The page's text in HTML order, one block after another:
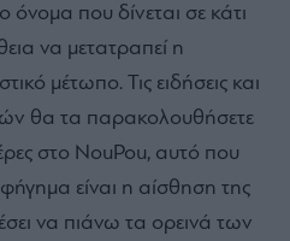
όνομα που δίνεται σε κάτι
να μετατραπεί η
μέτωπο. Τις ειδήσεις και
θα τα παρακολουθήσετε
στο NouPou, αυτό που
είναι η αίσθηση της
να πιάνω τα ορεινά των